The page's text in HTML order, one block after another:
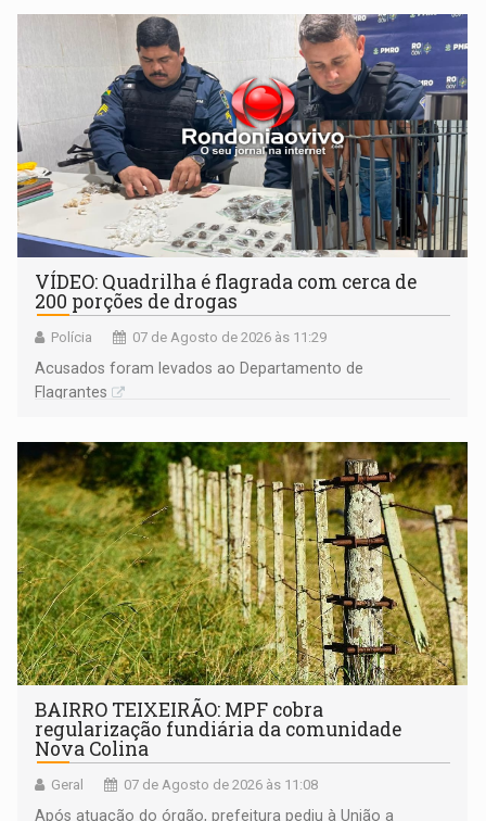
VÍDEO: Quadrilha é flagrada com cerca de
200 porções de drogas
Polícia 07 de Agosto de 2026 às 11:29
Acusados foram levados ao Departamento de
Flagrantes
BAIRRO TEIXEIRÃO: MPF cobra
regularização fundiária da comunidade
Nova Colina
Geral 07 de Agosto de 2026 às 11:08
Após atuação do órgão, prefeitura pediu à União a